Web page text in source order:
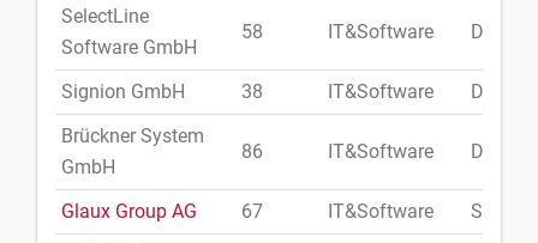
SelectLine
Software GmbH
58 IT&Software
Signion GmbH 38 IT&Software
Brückner System
GmbH
86 IT&Software
Glaux Group AG 67 IT&Software